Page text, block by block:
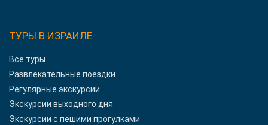
ТУРЫ В ИЗРАИЛЕ
Все туры
Развлекательные поездки
Регулярные экскурсии
Экскурсии выходного дня
Экскурсии с пешими прогулками